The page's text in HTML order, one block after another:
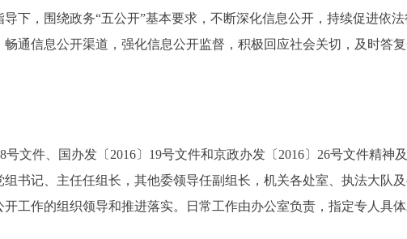
下，围绕政务“五公开”基本要求，不断深化信息公开，持续促进依
通信息公开渠道，强化信息公开监督，积极回应社会关切，及时答
件、国办发〔2016〕19号文件和京政办发〔2016〕26号文件精神
书记、主任任组长，其他委领导任副组长，机关各处室、执法大队
工作的组织领导和推进落实。日常工作由办公室负责，指定专人具体